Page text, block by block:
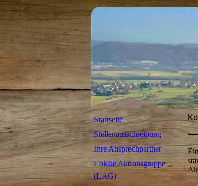
Startseite
Stellenausschreibung
Ihre Ansprechpartner
Lokale Aktionsgruppe
(LAG)